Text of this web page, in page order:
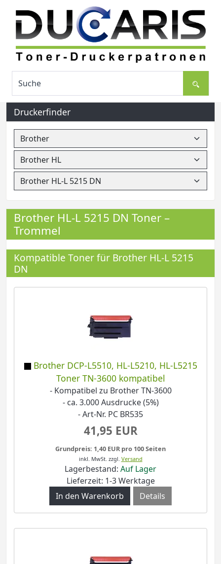
Druckerfinder
Brother HL-L 5215 DN Toner –
Trommel
Kompatible Toner für Brother HL-L 5215
DN
Brother DCP-L5510, HL-L5210, HL-L5215
Toner TN-3600 kompatibel
- Kompatibel zu Brother TN-3600
- ca. 3.000 Ausdrucke (5%)
- Art-Nr. PC BR535
41,95 EUR
Grundpreis: 1,40 EUR pro 100 Seiten
inkl. MwSt. zzgl. Versand
Lagerbestand: Auf Lager
Lieferzeit: 1-3 Werktage
Details